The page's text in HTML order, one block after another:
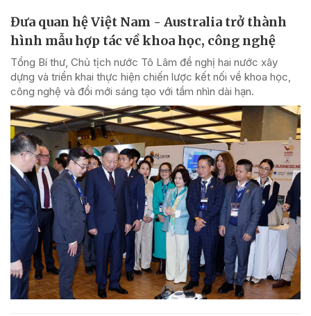
Đưa quan hệ Việt Nam - Australia trở thành
hình mẫu hợp tác về khoa học, công nghệ
Tổng Bí thư, Chủ tịch nước Tô Lâm đề nghị hai nước xây
dựng và triển khai thực hiện chiến lược kết nối về khoa học,
công nghệ và đổi mới sáng tạo với tầm nhìn dài hạn.